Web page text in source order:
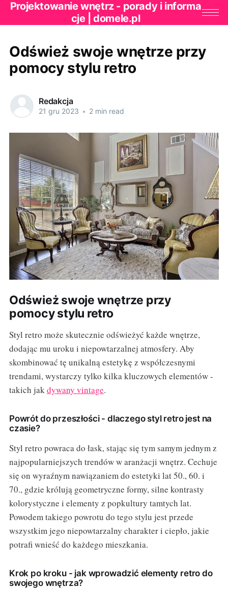
Projektowanie wnętrz - porady i informa
cje | domele.pl
Odśwież swoje wnętrze przy
pomocy stylu retro
Redakcja
21 gru 2023 • 2 min read
Odśwież swoje wnętrze przy
pomocy stylu retro
Styl retro może skutecznie odświeżyć każde wnętrze,
dodając mu uroku i niepowtarzalnej atmosfery. Aby
skombinować tę unikalną estetykę z współczesnymi
trendami, wystarczy tylko kilka kluczowych elementów -
takich jakdywany vintage.
Powrót do przeszłości - dlaczego styl retro jest na
czasie?
Styl retro powraca do łask, stając się tym samym jednym z
najpopularniejszych trendów w aranżacji wnętrz. Cechuje
się on wyraźnym nawiązaniem do estetyki lat 50., 60. i
70., gdzie królują geometryczne formy, silne kontrasty
kolorystyczne i elementy z popkultury tamtych lat.
Powodem takiego powrotu do tego stylu jest przede
wszystkim jego niepowtarzalny charakter i ciepło, jakie
potrafi wnieść do każdego mieszkania.
Krok po kroku - jak wprowadzić elementy retro do
swojego wnętrza?